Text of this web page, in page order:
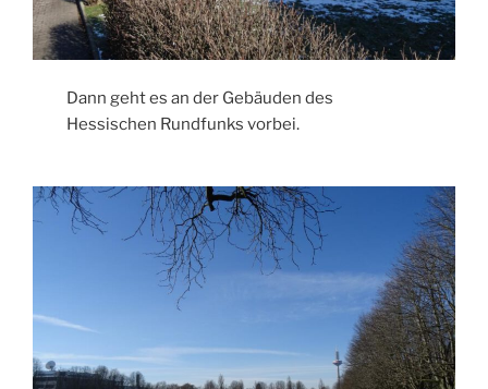
Dann geht es an der Gebäuden des
Hessischen Rundfunks vorbei.